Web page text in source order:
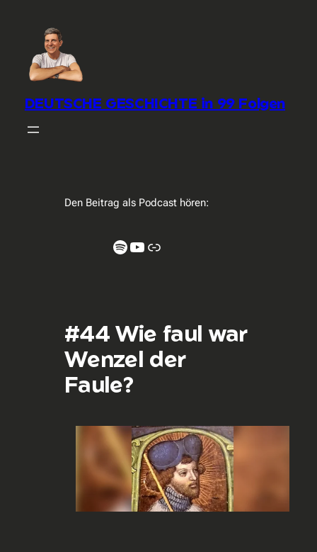
DEUTSCHE GESCHICHTE in 99 Folgen
Den Beitrag als Podcast hören:
Spotify YouTube Link
#44 Wie faul war
Wenzel der
Faule?